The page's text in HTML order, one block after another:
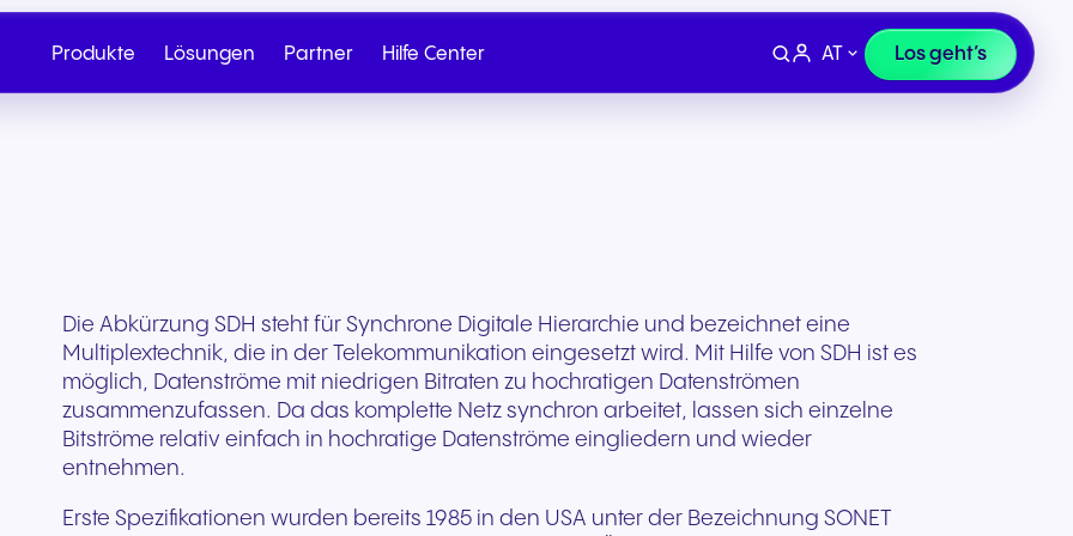
Produkte Lösungen
Commerce
Versicherung
Partner Hilfe Center AT Los geht’s
Vertrieb anrufen Schreiben Sie uns Supportanfrage
Die Abkürzung SDH steht für Synchrone Digitale Hierarchie und bezeichnet eine
Multiplextechnik, die in der Telekommunikation eingesetzt wird. Mit Hilfe von SDH ist es
möglich, Datenströme mit niedrigen Bitraten zu hochratigen Datenströmen
zusammenzufassen. Da das komplette Netz synchron arbeitet, lassen sich einzelne
Bitströme relativ einfach in hochratige Datenströme eingliedern und wieder
entnehmen.
Erste Spezifikationen wurden bereits 1985 in den USA unter der Bezeichnung SONET